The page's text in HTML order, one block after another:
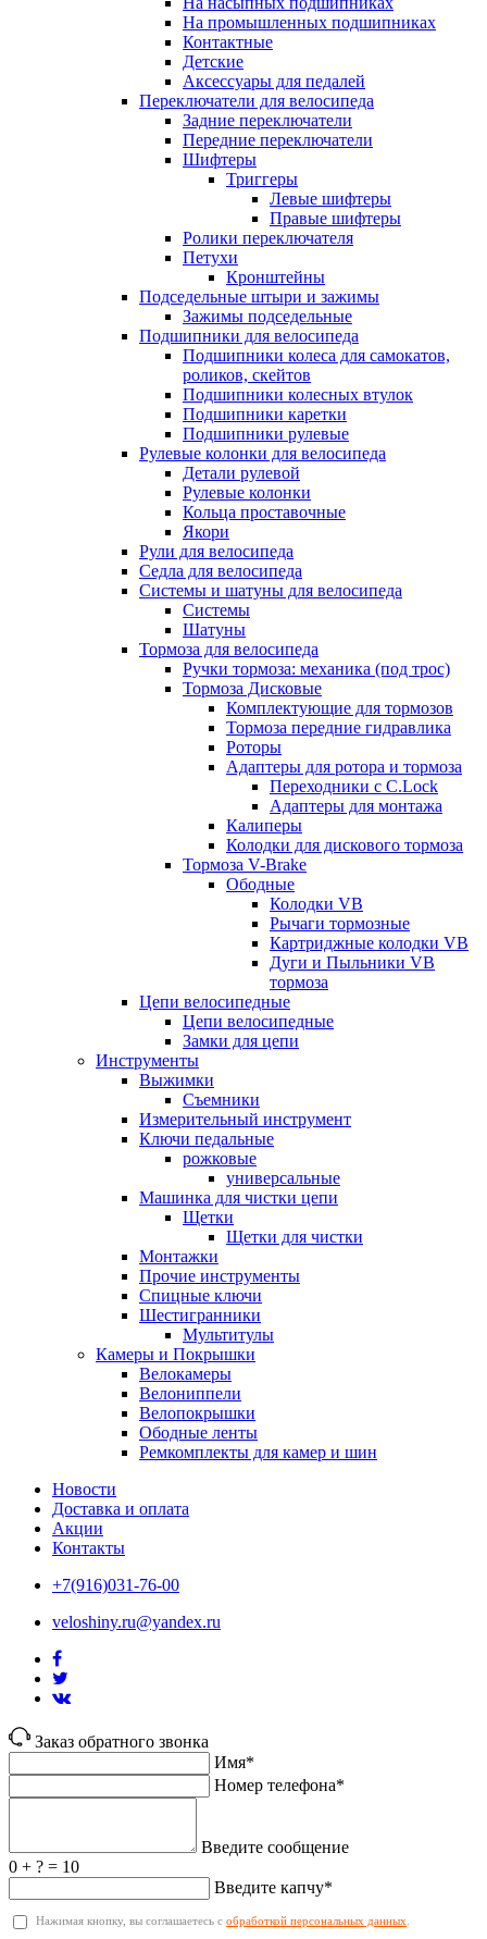
На промышленных подшипниках
Контактные
Детские
Аксессуары для педалей
Переключатели для велосипеда
Задние переключатели
Передние переключатели
Шифтеры
Триггеры
Левые шифтеры
Правые шифтеры
Ролики переключателя
Петухи
Кронштейны
Подседельные штыри и зажимы
Зажимы подседельные
Подшипники для велосипеда
Подшипники колеса для самокатов,
роликов, скейтов
Подшипники колесных втулок
Подшипники каретки
Подшипники рулевые
Рулевые колонки для велосипеда
Детали рулевой
Рулевые колонки
Кольца проставочные
Якори
Рули для велосипеда
Седла для велосипеда
Системы и шатуны для велосипеда
Системы
Шатуны
Тормоза для велосипеда
Ручки тормоза: механика (под трос)
Тормоза Дисковые
Комплектующие для тормозов
Тормоза передние гидравлика
Роторы
Адаптеры для ротора и тормоза
Переходники с C.Lock
Адаптеры для монтажа
Калиперы
Колодки для дискового тормоза
Тормоза V-Brake
Ободные
Колодки VB
Рычаги тормозные
Картриджные колодки VB
Дуги и Пыльники VB
тормоза
Цепи велосипедные
Цепи велосипедные
Замки для цепи
Инструменты
Выжимки
Съемники
Измерительный инструмент
Ключи педальные
рожковые
универсальные
Машинка для чистки цепи
Щетки
Щетки для чистки
Монтажки
Прочие инструменты
Спицные ключи
Шестигранники
Мультитулы
Камеры и Покрышки
Велокамеры
Велониппели
Велопокрышки
Ободные ленты
Ремкомплекты для камер и шин
Новости
Доставка и оплата
Акции
Контакты
+7(916)031-76-00
veloshiny.ru@yandex.ru
Заказ обратного звонка
Имя*
Номер телефона*
Введите сообщение
0 + ? = 10
Введите капчу*
Нажимая кнопку, вы соглашаетесь с обработкой персональных данных